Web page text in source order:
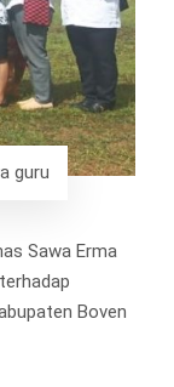
guru
Sawa Erma
Boven